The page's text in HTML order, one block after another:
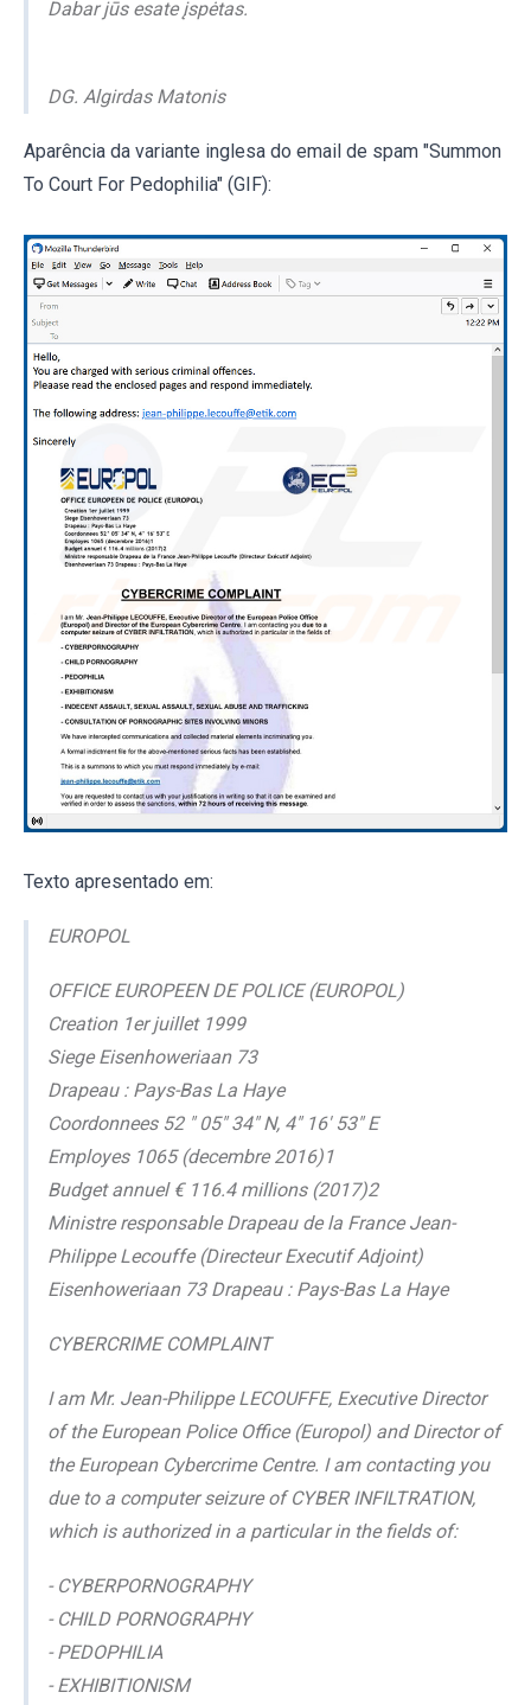
Dabar jūs esate įspėtas.
DG. Algirdas Matonis
Aparência da variante inglesa do email de spam "Summon
To Court For Pedophilia" (GIF):
Texto apresentado em:
EUROPOL
OFFICE EUROPEEN DE POLICE (EUROPOL)
Creation 1er juillet 1999
Siege Eisenhoweriaan 73
Drapeau : Pays-Bas La Haye
Coordonnees 52 " 05" 34" N, 4" 16' 53" E
Employes 1065 (decembre 2016)1
Budget annuel € 116.4 millions (2017)2
Ministre responsable Drapeau de la France Jean-
Philippe Lecouffe (Directeur Executif Adjoint)
Eisenhoweriaan 73 Drapeau : Pays-Bas La Haye
CYBERCRIME COMPLAINT
I am Mr. Jean-Philippe LECOUFFE, Executive Director
of the European Police Office (Europol) and Director of
the European Cybercrime Centre. I am contacting you
due to a computer seizure of CYBER INFILTRATION,
which is authorized in a particular in the fields of:
- CYBERPORNOGRAPHY
- CHILD PORNOGRAPHY
- PEDOPHILIA
- EXHIBITIONISM